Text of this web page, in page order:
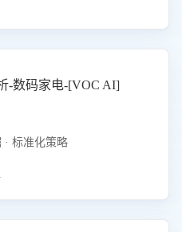
-数码家电-[VOC AI]
· 标准化策略